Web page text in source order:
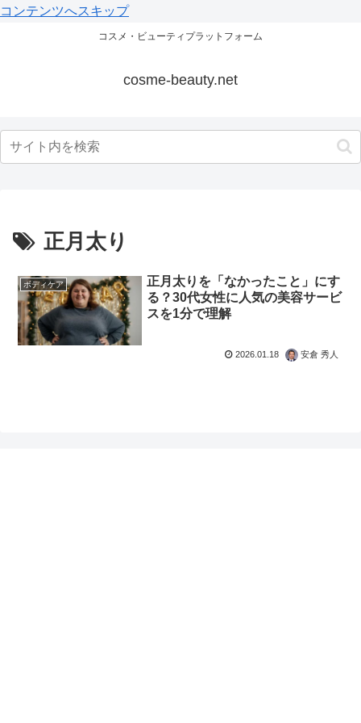
コンテンツへスキップ
コスメ・ビューティプラットフォーム
cosme-beauty.net
正月太り
ボディケア
正月太りを「なかったこと」にす
る？30代女性に人気の美容サービ
スを1分で理解
2026.01.18 安倉 秀人